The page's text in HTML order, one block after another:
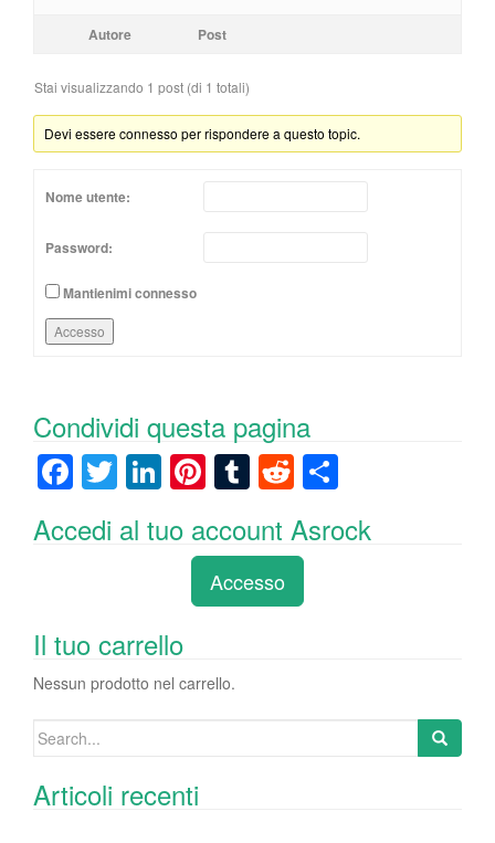
Autore Post
Stai visualizzando 1 post (di 1 totali)
Devi essere connesso per rispondere a questo topic.
Nome utente:
Password:
Mantienimi connesso
Accesso
Condividi questa pagina
F
c
o
o
k
T
wi
tt
Li
k
n
Pi
er
e
st
T
m
bl
r
R
e
d
di
t
n
Accedi al tuo account Asrock
Accesso
Il tuo carrello
Nessun prodotto nel carrello.
Search
Articoli recenti